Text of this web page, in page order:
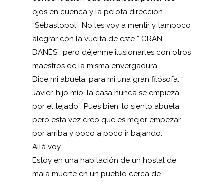
ojos en cuenca y la pelota dirección
“Sebastopol”. No les voy a mentir y tampoco
alegrar con la vuelta de este “ GRAN
DANÉS”, pero déjenme ilusionarles con otros
maestros de la misma envergadura.
Dice mi abuela, para mi una gran filósofa: “
Javier, hijo mío, la casa nunca se empieza
por el tejado”. Pues bien, lo siento abuela,
pero esta vez creo que es mejor empezar
por arriba y poco a poco ir bajando.
Allá voy….
Estoy en una habitación de un hostal de
mala muerte en un pueblo cerca de